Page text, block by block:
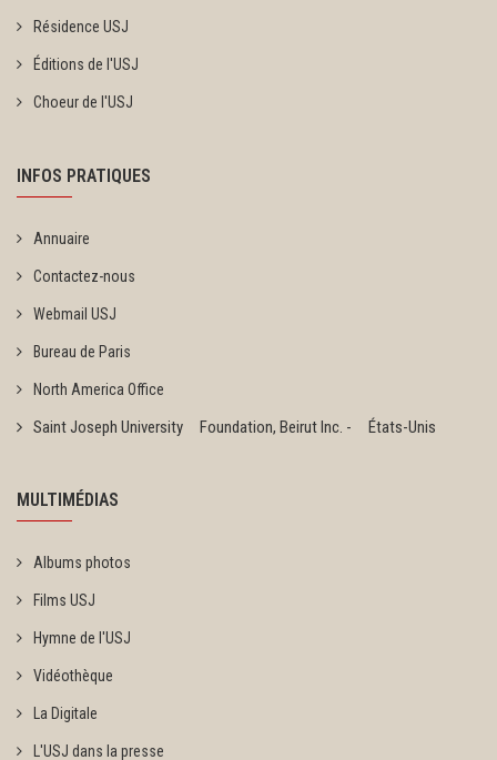
Résidence USJ
Éditions de l'USJ
Choeur de l'USJ
INFOS PRATIQUES
Annuaire
Contactez-nous
Webmail USJ
Bureau de Paris
North America Office
Saint Joseph University Foundation, Beirut Inc. - États-Unis
MULTIMÉDIAS
Albums photos
Films USJ
Hymne de l'USJ
Vidéothèque
La Digitale
L'USJ dans la presse